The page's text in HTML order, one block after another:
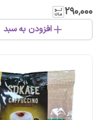
۲۹۰٬۰۰۰
افزودن به سبد